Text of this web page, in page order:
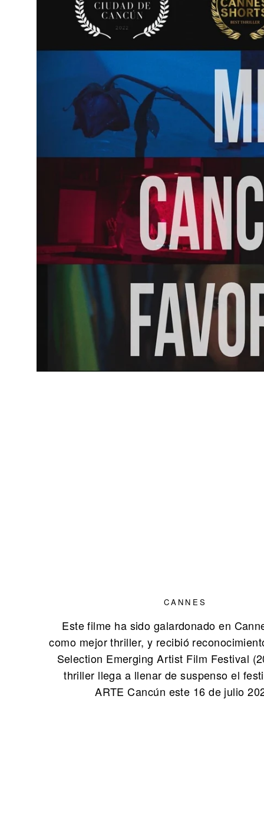
CANNES
Este filme ha sido galardonado en
como mejor thriller, y recibió
Selection Emerging Artist Film Festival
thriller llega a llenar de suspenso el
ARTE Cancún este 16 de julio